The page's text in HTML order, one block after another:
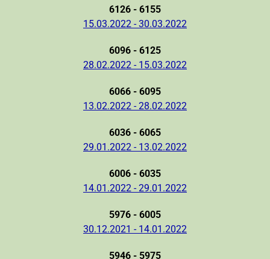
6126 - 6155
15.03.2022 - 30.03.2022
6096 - 6125
28.02.2022 - 15.03.2022
6066 - 6095
13.02.2022 - 28.02.2022
6036 - 6065
29.01.2022 - 13.02.2022
6006 - 6035
14.01.2022 - 29.01.2022
5976 - 6005
30.12.2021 - 14.01.2022
5946 - 5975